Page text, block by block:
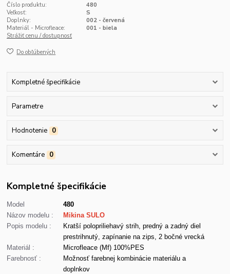
Číslo produktu:
480
Veľkosť:
S
Doplnky:
002 - červená
Materiál - Microfleace:
001 - biela
Strážiť cenu / dostupnosť
Do obľúbených
Kompletné špecifikácie
Parametre
Hodnotenie 0
Komentáre 0
Kompletné špecifikácie
Model
480
Názov modelu :
Mikina SULO
Popis modelu :
Kratší polopriliehavý strih, predný a zadný diel
prestrihnutý, zapínanie na zips, 2 bočné vrecká
Materiál :
Microfleace (Mf) 100%PES
Farebnosť :
Možnosť farebnej kombinácie materiálu a
doplnkov